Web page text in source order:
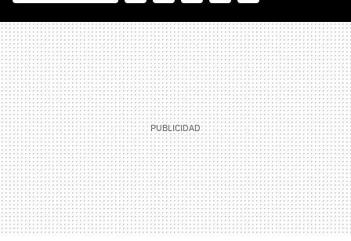
MAIL